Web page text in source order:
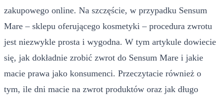
zakupowego online. Na szczęście, w przypadku Sensum
Mare – sklepu oferującego kosmetyki – procedura zwrotu
jest niezwykle prosta i wygodna. W tym artykule dowiecie
się, jak dokładnie zrobić zwrot do Sensum Mare i jakie
macie prawa jako konsumenci. Przeczytacie również o
tym, ile dni macie na zwrot produktów oraz jak długo